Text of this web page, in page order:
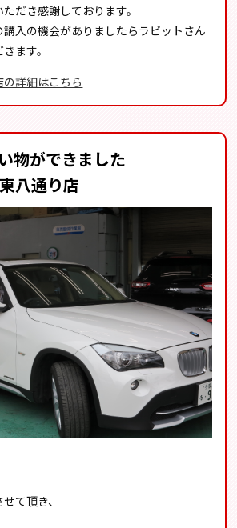
だき感謝しております。
入の機会がありましたらラビットさん
ます。
詳細はこちら
物ができました
八通り店
て頂き、